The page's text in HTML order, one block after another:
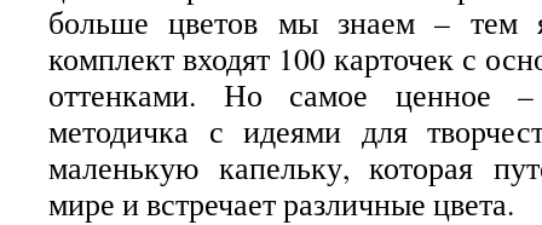
больше цветов мы знаем –
комплект входят 100 карточек с
оттенками. Но самое ценное –
методичка с идеями для
маленькую капельку, которая
мире и встречает различные цвета.